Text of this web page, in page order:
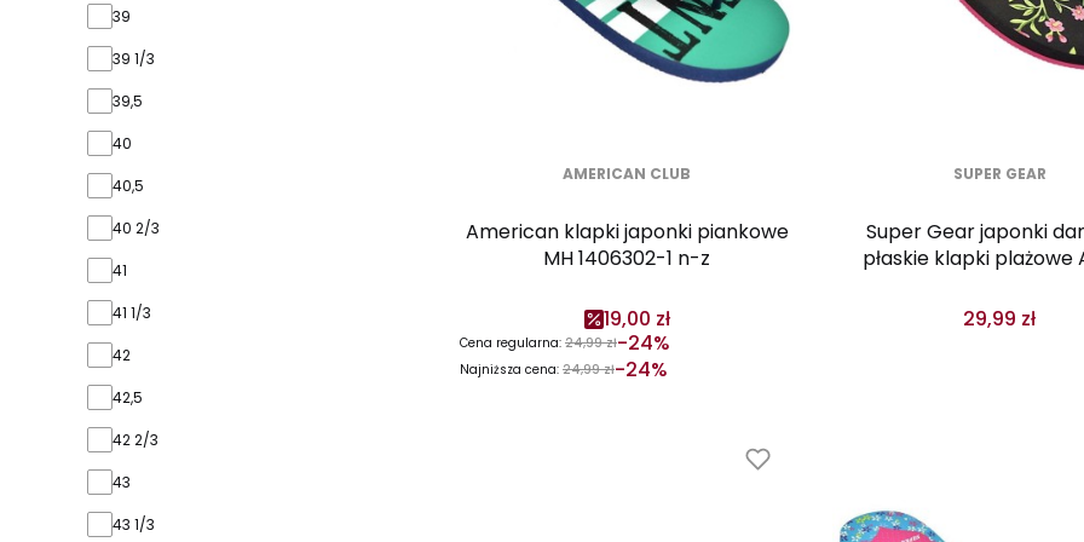
39
39 1/3
39,5
40
40,5
40 2/3
41
41 1/3
42
42,5
42 2/3
43
43 1/3
AMERICAN CLUB
American klapki japonki piankowe
MH 1406302-1 n-z
19,00 zł
Cena regularna: 24,99 zł-24%
Najniższa cena: 24,99 zł-24%
SUPER GEAR
Super Gear japonki
płaskie klapki plażowe
29,99 zł